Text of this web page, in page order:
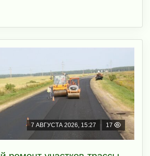
7 АВГУСТА 2026, 15:27 17